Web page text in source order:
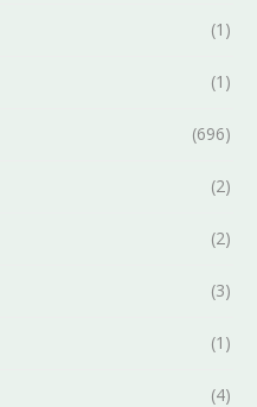
(1)
(1)
(696)
(2)
(2)
(3)
(1)
(4)